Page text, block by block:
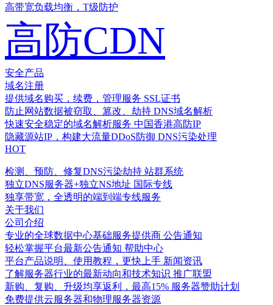
高带宽负载均衡，T级防护
高防CDN
安全产品
域名注册
提供域名购买，续费，管理服务 SSL证书
防止网站数据被窃取、篡改、劫持 DNS域名解析
快速安全稳定的域名解析服务 中国香港高防IP
隐藏源站IP，构建大流量DDoS防御 DNS污染处理
HOT
检测、预防、修复DNS污染劫持 站群系统
独立DNS服务器+独立NS地址 国际专线
独享带宽，全透明的端到端专线服务
关于我们
公司介绍
专业的全球数据中心基础服务提供商 公告通知
轻松掌握平台最新公告通知 帮助中心
平台产品说明、使用教程，更快上手 新闻资讯
了解服务器行业的最新动向和技术知识 推广联盟
新购、复购、升级均享返利，最高15% 服务器赞助计划
免费提供云服务器和物理服务器资源